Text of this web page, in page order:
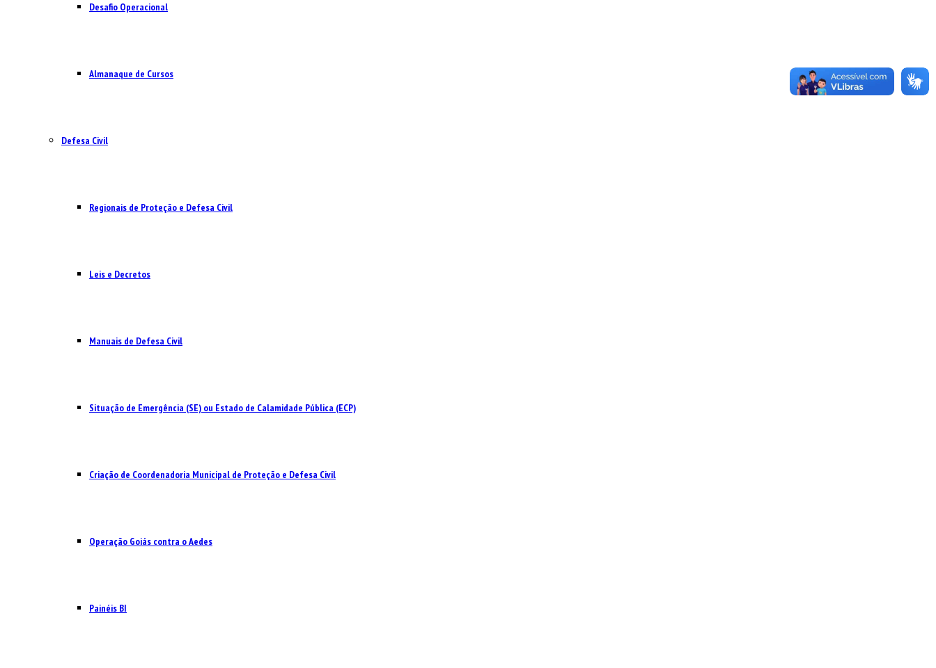
Desafio Operacional
Almanaque de Cursos
Defesa Civil
Regionais de Proteção e Defesa Civil
Leis e Decretos
Manuais de Defesa Civil
Situação de Emergência (SE) ou Estado de Calamidade Pública (ECP)
Criação de Coordenadoria Municipal de Proteção e Defesa Civil
Operação Goiás contra o Aedes
Painéis BI